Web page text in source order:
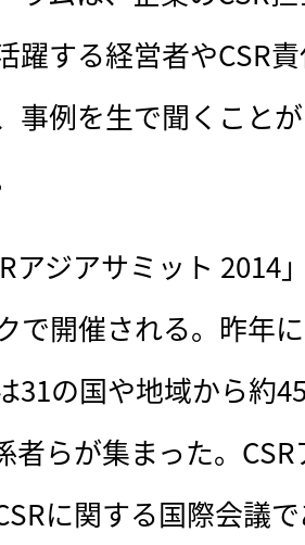
躍する経営者やCSR
事例を生で聞くこと
アジアサミット 2014
で開催される。昨年
31の国や地域から約
者らが集まった。
に関する国際会議